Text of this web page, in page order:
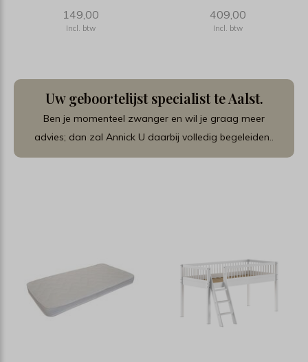
149,00
Incl. btw
409,00
Incl. btw
Uw geboortelijst specialist te Aalst.
Ben je momenteel zwanger en wil je graag meer
advies; dan zal Annick U daarbij volledig begeleiden..